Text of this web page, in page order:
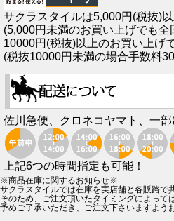
サクラスタイルは5,000円(税抜)
(5,000円未満のお買い上げでも
10000円(税抜)以上のお買い上げ
(税抜10000円未満の場合手数料
佐川急便、クロネコヤマト、一
上記6つの時間指定も可能！
※商品在庫に関するお知らせ※
サクラスタイルでは在庫を実店舗と各販路で
そのため、ご注文頂いたタイミングによって
予めご了承いただき、ご注文下さいますよう